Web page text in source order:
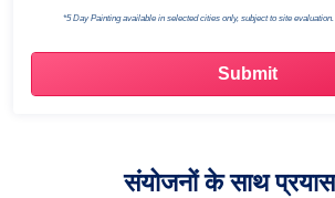
*5 Day Painting available in selected cities only, subject to site evaluation.
संयोजनों के साथ